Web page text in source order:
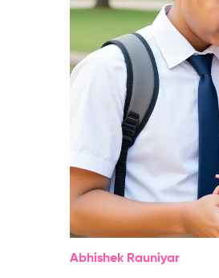
Abhishek Rauniyar